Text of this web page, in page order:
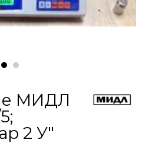
МИДЛ
2 У"